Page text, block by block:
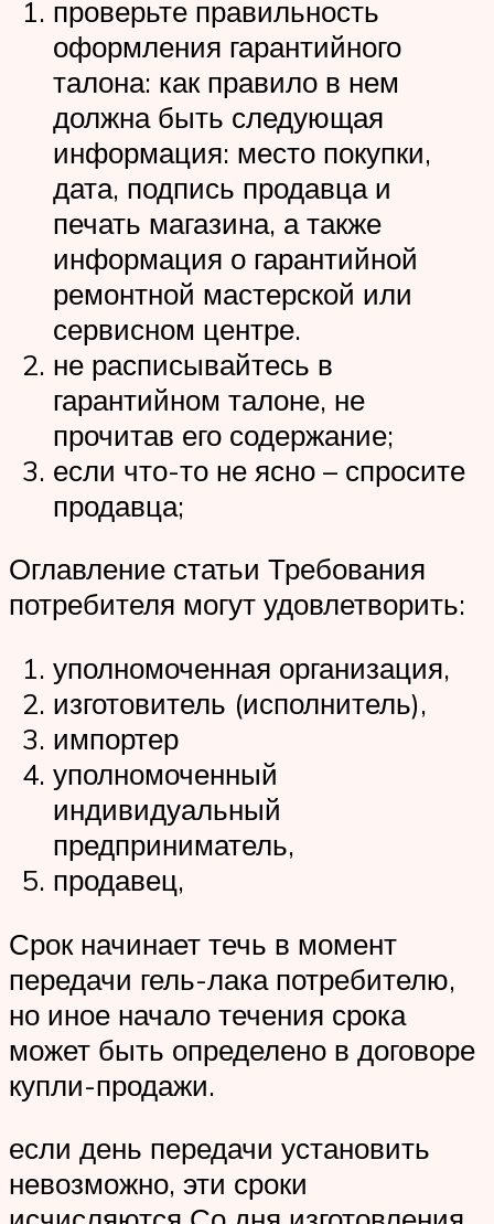
проверьте правильность
оформления гарантийного
талона: как правило в нем
должна быть следующая
информация: место покупки,
дата, подпись продавца и
печать магазина, а также
информация о гарантийной
ремонтной мастерской или
сервисном центре.
не расписывайтесь в
гарантийном талоне, не
прочитав его содержание;
если что-то не ясно – спросите
продавца;
Оглавление статьи Требования
потребителя могут удовлетворить:
уполномоченная организация,
изготовитель (исполнитель),
импортер
уполномоченный
индивидуальный
предприниматель,
продавец,
Срок начинает течь в момент
передачи гель-лака потребителю,
но иное начало течения срока
может быть определено в договоре
купли-продажи.
если день передачи установить
невозможно, эти сроки